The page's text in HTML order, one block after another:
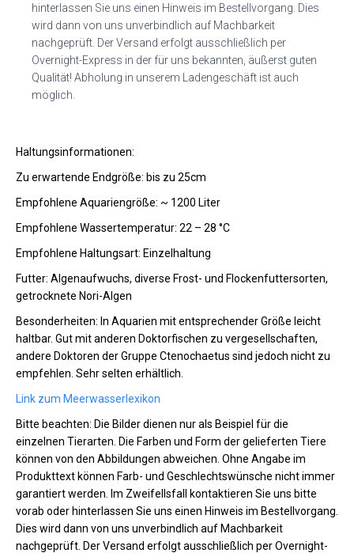
hinterlassen Sie uns einen Hinweis im Bestellvorgang. Dies
wird dann von uns unverbindlich auf Machbarkeit
nachgeprüft. Der Versand erfolgt ausschließlich per
Overnight-Express in der für uns bekannten, äußerst guten
Qualität! Abholung in unserem Ladengeschäft ist auch
möglich.
Haltungsinformationen:
Zu erwartende Endgröße: bis zu 25cm
Empfohlene Aquariengröße: ~ 1200 Liter
Empfohlene Wassertemperatur: 22 – 28 °C
Empfohlene Haltungsart: Einzelhaltung
Futter: Algenaufwuchs, diverse Frost- und Flockenfuttersorten,
getrocknete Nori-Algen
Besonderheiten: In Aquarien mit entsprechender Größe leicht
haltbar. Gut mit anderen Doktorfischen zu vergesellschaften,
andere Doktoren der Gruppe Ctenochaetus sind jedoch nicht zu
empfehlen. Sehr selten erhältlich.
Link zum Meerwasserlexikon
Bitte beachten: Die Bilder dienen nur als Beispiel für die
einzelnen Tierarten. Die Farben und Form der gelieferten Tiere
können von den Abbildungen abweichen. Ohne Angabe im
Produkttext können Farb- und Geschlechtswünsche nicht immer
garantiert werden. Im Zweifellsfall kontaktieren Sie uns bitte
vorab oder hinterlassen Sie uns einen Hinweis im Bestellvorgang.
Dies wird dann von uns unverbindlich auf Machbarkeit
nachgeprüft. Der Versand erfolgt ausschließlich per Overnight-